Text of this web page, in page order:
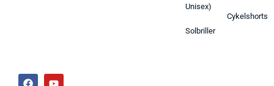
Unisex)
Solbriller
Cykelshorts